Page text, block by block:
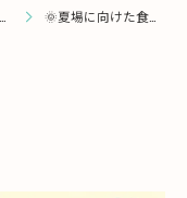
🌞夏場に向けた食事管理🍅